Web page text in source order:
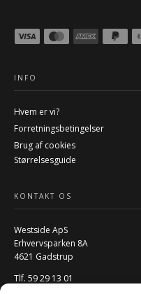
INFO
Hvem er vi?
Forretningsbetingelser
Brug af cookies
Størrelsesguide
KONTAKT OS
Westside ApS
Erhvervsparken 8A
4621 Gadstrup
Tlf. 59 29 13 01